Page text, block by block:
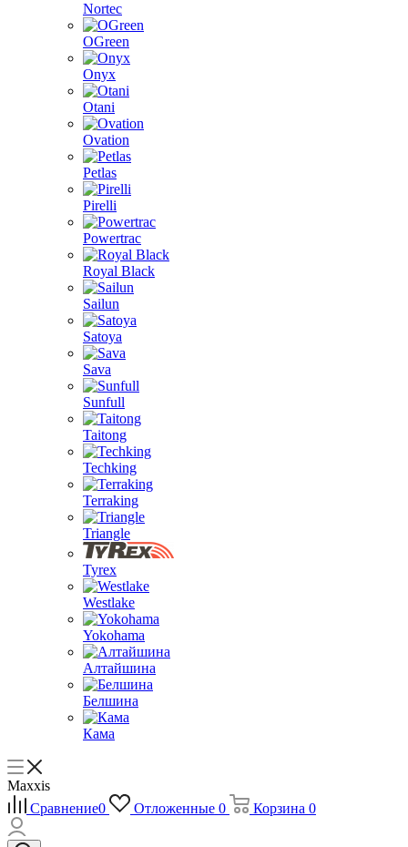
Nortec
OGreen
Onyx
Otani
Ovation
Petlas
Pirelli
Powertrac
Royal Black
Sailun
Satoya
Sava
Sunfull
Taitong
Techking
Terraking
Triangle
Tyrex
Westlake
Yokohama
Алтайшина
Белшина
Кама
Maxxis
Сравнение0 Отложенные 0 Корзина 0